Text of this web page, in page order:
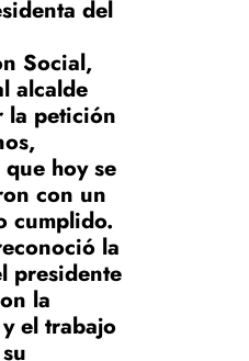
del
Social,
alcalde
la petición
hoy se
con un
cumplido.
la
presidente
la
el trabajo